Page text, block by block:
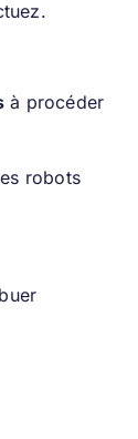
à procéder
robots